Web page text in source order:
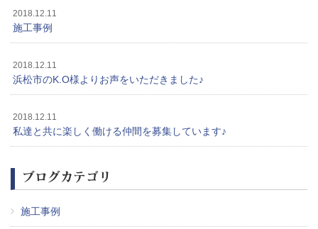
2018.12.11
施工事例
2018.12.11
浜松市のK.O様よりお声をいただきました♪
2018.12.11
私達と共に楽しく働ける仲間を募集しています♪
ブログカテゴリ
施工事例